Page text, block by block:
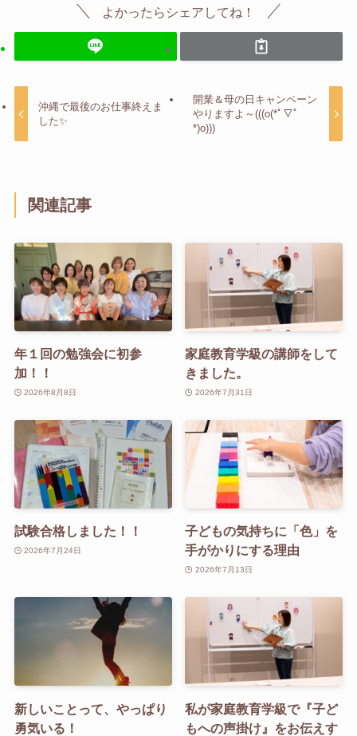
よかったらシェアしてね！
沖縄で最後のお仕事終えま
した✨
開業＆母の日キャンペーン
やりますよ～(((o(*ﾟ▽ﾟ
*)o)))
関連記事
年１回の勉強会に初参
加！！
2026年8月8日
家庭教育学級の講師をして
きました。
2026年7月31日
試験合格しました！！
2026年7月24日
子どもの気持ちに「色」を
手がかりにする理由
2026年7月13日
新しいことって、やっぱり
勇気いる！
私が家庭教育学級で『子ど
もへの声掛け』をお伝えす